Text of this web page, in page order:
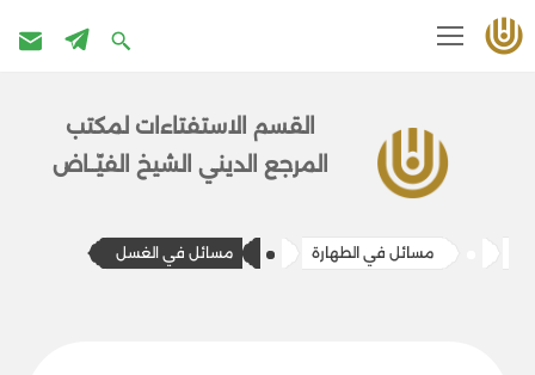
القسم الاستفتاءات ل​​مكتب
المرج​ع الديني الشيخ الفيّــاض
​​مسائل في الطهارة ​مسائل في الغسل